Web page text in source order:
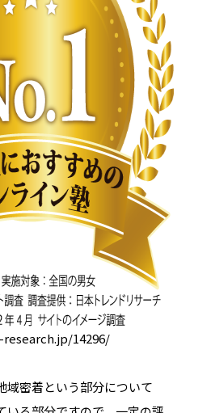
14296/
域密着という部分について